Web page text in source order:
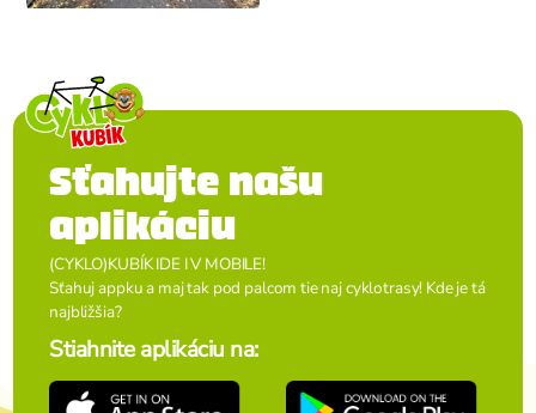
Sťahujte našu
aplikáciu
(CYKLO)KUBÍK IDE I V MOBILE!
Sťahuj appku a maj tak pod palcom tie naj cyklotrasy! Kde je tá
najbližšia?
Stiahnite aplikáciu na: